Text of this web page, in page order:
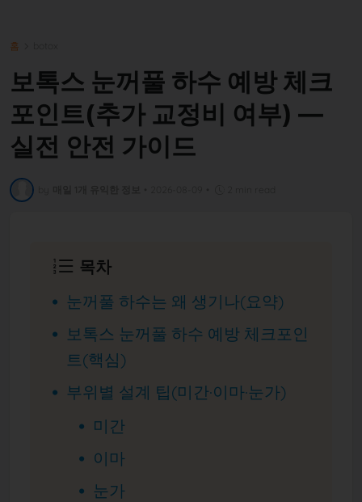
홈
보톡스 눈꺼풀 하수 예방 체크
포인트(추가 교정비 여부) —
실전 안전 가이드
목차
눈꺼풀 하수는 왜 생기나(요약)
보톡스 눈꺼풀 하수 예방 체크포인
트(핵심)
부위별 설계 팁(미간·이마·눈가)
미간
이마
눈가